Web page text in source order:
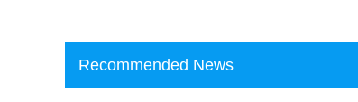
Recommended News